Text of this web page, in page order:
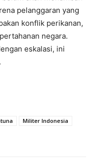
pelanggaran yang
konflik perikanan,
negara.
eskalasi, ini
Militer Indonesia